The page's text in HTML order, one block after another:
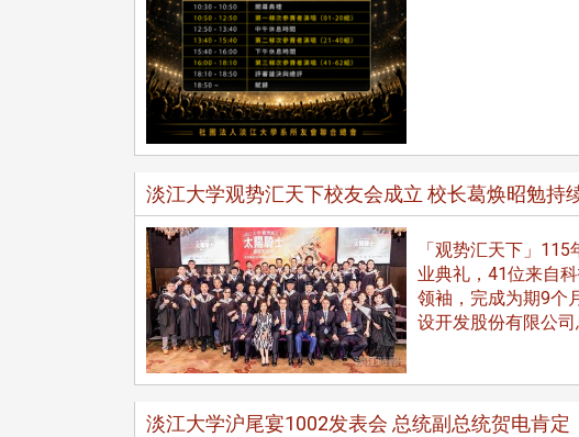
淡江大学观势汇天下校友会成立 校长葛焕昭勉持
「观势汇天下」
业典礼，41位来自
领袖，完成为期9个
设开发股份有限公司
淡江大学沪尾宴1002发表会 总统副总统贺电肯定
大学电子与电机系友会于115
月28日在台北校区盛大举办
人科技与前瞻应用论坛」，特
在连日大雨阴霾下，风保系友会
在115年6月27日(六)举办的一日
游，神奇迎来超幸运好天气。大 ...
捐款征信、其他消
个人资料保护声明
4 版 捐款征信、其他消
息
欢迎订阅校友e报！
4 版
欢迎